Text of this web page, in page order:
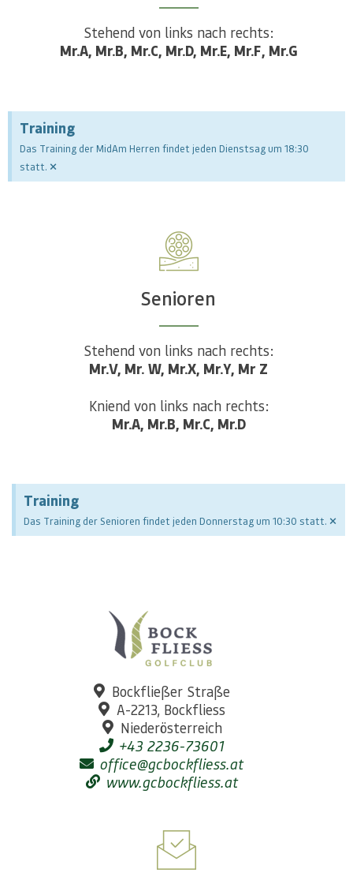
Mr.A, Mr.B, Mr.C, Mr.D, Mr.E, Mr.F, Mr.G
Training
Das Training der MidAm Herren findet jeden Dienstsag um 18:30
statt. ×
Senioren
Mr.V, Mr. W, Mr.X, Mr.Y, Mr Z
Mr.A, Mr.B, Mr.C, Mr.D
Training
Das Training der Senioren findet jeden Donnerstag um 10:30 statt. ×
Bockfließer Straße
A-2213, Bockfliess
Niederösterreich
+43 2236-73601
office@gcbockfliess.at
www.gcbockfliess.at